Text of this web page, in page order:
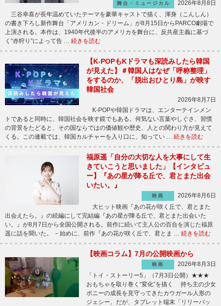
舞台・ミュージカル
2026年8月8日
三谷幸喜が長年温めていたテーマを豪華キャストで描く、渾身（こんしん）
の書き下ろし新作舞台「アメリカン・ドリーム」が8月15日からPARCO劇場で
上演される。本作は、1940年代後半のアメリカを舞台に、反共産主義に基づ
く“赤狩り”によって告 … 続きを読む
【K-POPもKドラマも深読みしたら韓国
が見えた】＃韓国人はなぜ「呼称整理」
をするのか、「脱出おひとり島」が映す
韓国社会
2026年8月7日
K-POPや韓国ドラマは、エンターテインメン
トであると同時に、韓国社会を映す鏡でもある。何気ない言葉やしぐさ、習慣
の背景をたどると、その国ならではの価値観や歴史、人との関わり方が見えて
くる。この連載では、韓国カルチャーを入り口に、知ってい … 続きを読む
福原遥「自分の大切な人を大事にして生
きていこうと思いました」【インタビュ
ー】『あの星が降る丘で、君とまた出会
いたい。』
映画
2026年8月6日
大ヒット映画『あの花が咲く丘で、君とまた
出会えたら。』の続編にして完結編『あの星が降る丘で、君とまた出会いた
い。』が8月7日から全国公開される。前作に続いて主人公の百合を演じた福原
遥に話を聞いた。 －始めに、前作『あの花が咲く丘で、君とま … 続きを読む
【映画コラム】7月の公開映画から
映画
2026年8月3日
「トイ・ストーリー5」（7月3日公開）★★★
おもちゃを取り巻く“変化”を描く 持ち主の少女
ボニーの成長を見守ってきたカウガール人形の
ジェシー。だが、タブレット端末「リリーパッ